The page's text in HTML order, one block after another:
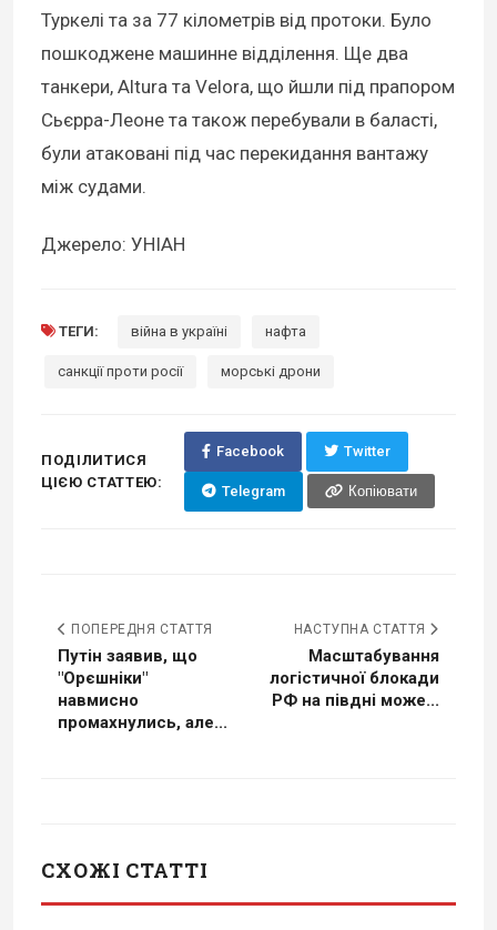
Туркелі та за 77 кілометрів від протоки. Було
пошкоджене машинне відділення. Ще два
танкери, Altura та Velora, що йшли під прапором
Сьєрра-Леоне та також перебували в баласті,
були атаковані під час перекидання вантажу
між судами.
Джерело: УНІАН
ТЕГИ: війна в україні нафта
санкції проти росії морські дрони
ПОДІЛИТИСЯ
ЦІЄЮ СТАТТЕЮ:
Facebook Twitter
Telegram Копіювати
ПОПЕРЕДНЯ СТАТТЯ
Путін заявив, що
"Орєшніки"
навмисно
промахнулись, але...
НАСТУПНА СТАТТЯ
Масштабування
логістичної блокади
РФ на півдні може...
СХОЖІ СТАТТІ